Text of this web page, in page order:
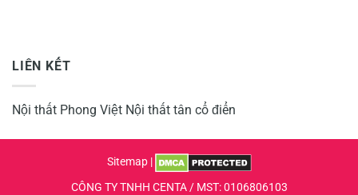
LIÊN KẾT
Nội thất Phong Việt Nội thất tân cổ điển
Sitemap|
CÔNG TY TNHH CENTA / MST: 0106806103